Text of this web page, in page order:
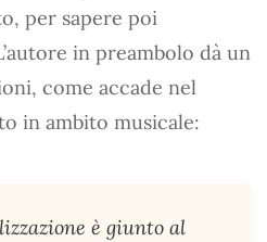
per sapere poi
in preambolo dà un
come accade nel
in ambito musicale:
è giunto al